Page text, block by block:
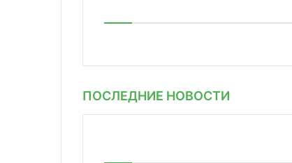
ПОСЛЕДНИЕ НОВОСТИ